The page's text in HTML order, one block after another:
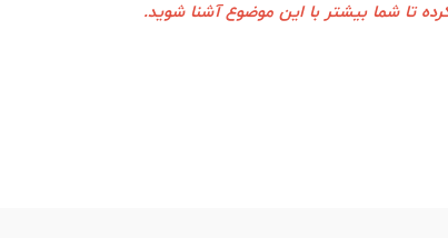
تا شما بیشتر با این موضوع آشنا شوید.